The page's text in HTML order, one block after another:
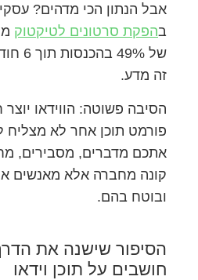
אבל הנתון הכי מדהים?
בהפקת סרטונים לטיקטוק
של
זה מדע.
הסיבה פשוטה: הווידאו
פורמט תוכן אחר לא מצליח
אתכם מדברים, מסבירים,
קונה מחברה אלא מאנשים
ובוטח בהם.
הסיפור שישנה את
חושבים על תוכן וידאו